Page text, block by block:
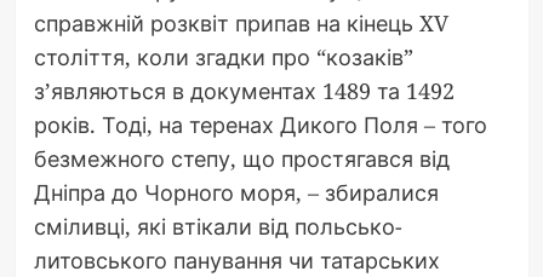
справжній розквіт припав на кінець XV
століття, коли згадки про “козаків”
з’являються в документах 1489 та 1492
років. Тоді, на теренах Дикого Поля – того
безмежного степу, що простягався від
Дніпра до Чорного моря, – збиралися
сміливці, які втікали від польсько-
литовського панування чи татарських